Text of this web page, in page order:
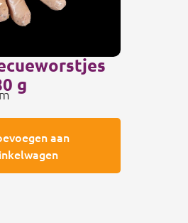
aan
g